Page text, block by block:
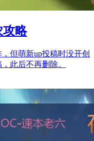
攻略
但萌新up投稿时没开创
此后不再删除。